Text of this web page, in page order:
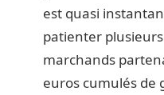
est quasi
patienter
marchands
euros cumulés de